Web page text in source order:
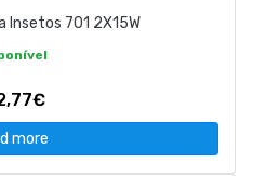
Insetos 701 2X15W
more